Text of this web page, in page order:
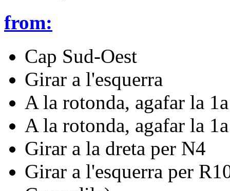
from:
Cap Sud-Oest
Girar a l'esquerra
A la rotonda, agafar la
A la rotonda, agafar la
Girar a la dreta per N4
Girar a l'esquerra per